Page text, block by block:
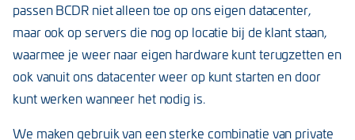
passen BCDR niet alleen toe op ons eigen datacenter,
maar ook op servers die nog op locatie bij de klant staan,
waarmee je weer naar eigen hardware kunt terugzetten en
ook vanuit ons datacenter weer op kunt starten en door
kunt werken wanneer het nodig is.
We maken gebruik van een sterke combinatie van private